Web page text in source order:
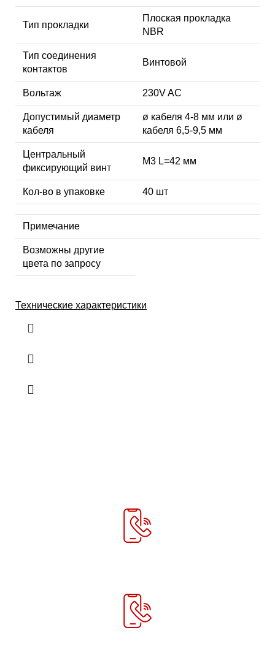
Тип прокладки
Плоская прокладка
NBR
Тип соединения
контактов
Винтовой
Вольтаж 230V AC
Допустимый диаметр
кабеля
ø кабеля 4-8 мм или ø
кабеля 6,5-9,5 мм
Центральный
фиксирующий винт
М3 L=42 мм
Кол-во в упаковке 40 шт
Примечание
Возможны другие
цвета по запросу
Технические характеристики